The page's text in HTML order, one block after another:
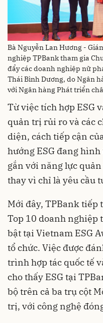
Bà Nguyễn Lan Hương -
nghiệp TPBank tham gia
đẩy các doanh nghiệp nữ
Thái Bình Dương, do Ngân
với Ngân hàng Phát triển
Từ việc tích hợp ESG
quản trị rủi ro và các
diện, cách tiếp cận
hướng ESG đang
gắn với năng lực
thay vì chỉ là yêu cầu
Mới đây, TPBank tiếp
Top 10 doanh nghiệp
bật tại Vietnam ESG
tổ chức. Việc được
trình hợp tác quốc tế
cho thấy ESG tại
bộ trên cả ba trụ cột
trị, với công nghệ